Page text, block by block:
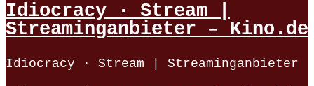
Idiocracy · Stream |
Streaminganbieter – Kino.de
Idiocracy · Stream | Streaminganbieter